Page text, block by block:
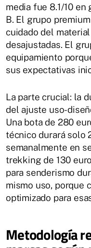
media fue 8.1/10 en
B. El grupo
cuidado del
desajustadas. El
equipamiento
sus expectativas
La parte crucial: la
del ajuste uso-
Una bota de 280
técnico durará solo
semanalmente en
trekking de 130
para senderismo
mismo uso, porque
optimizado para
Metodología